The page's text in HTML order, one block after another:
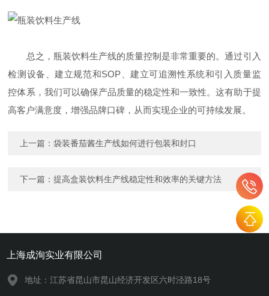
总之，瓶装饮料生产线的质量控制是非常重要的。通过引入
检测设备、建立规范和SOP、建立可追溯性系统和引入质量监
控体系，我们可以确保产品质量的稳定性和一致性。这有助于提
高客户满意度，增强品牌口碑，从而实现企业的可持续发展。
上一篇：袋装番茄酱生产线如何进行包装和封口
下一篇：提高盒装饮料生产线稳定性和效率的关键方法
上海成洵实业有限公司
地址：江苏省昆山市昆山经济开发区六时泾路18号